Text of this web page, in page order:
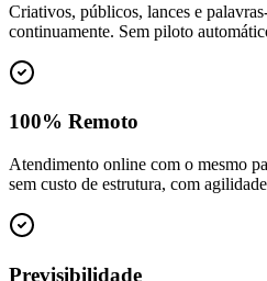
Criativos, públicos, lances e
continuamente. Sem piloto
100% Remoto
Atendimento online com o mesmo
sem custo de estrutura, com
Previsibilidade